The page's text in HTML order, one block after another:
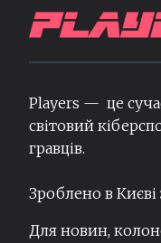
Players — це
світовий
гравців.
Зроблено в
Для новин,